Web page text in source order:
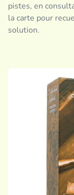
pistes, en
la carte pour
solution.